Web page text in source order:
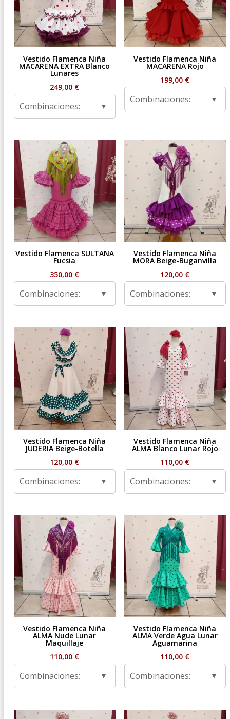
Vestido Flamenca Niña
MACARENA EXTRA Blanco
Lunares
249,00 €
Combinaciones:
Vestido Flamenca Niña
MACARENA Rojo
199,00 €
Combinaciones:
Vestido Flamenca SULTANA
Fucsia
350,00 €
Combinaciones:
Vestido Flamenca Niña
MORA Beige-Buganvilla
120,00 €
Combinaciones:
Vestido Flamenca Niña
JUDERIA Beige-Botella
120,00 €
Combinaciones:
Vestido Flamenca Niña
ALMA Blanco Lunar Rojo
110,00 €
Combinaciones:
Vestido Flamenca Niña
ALMA Nude Lunar
Maquillaje
110,00 €
Combinaciones:
Vestido Flamenca Niña
ALMA Verde Agua Lunar
Aguamarina
110,00 €
Combinaciones: